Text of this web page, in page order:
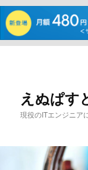
えぬぱす
現役のITエンジニア